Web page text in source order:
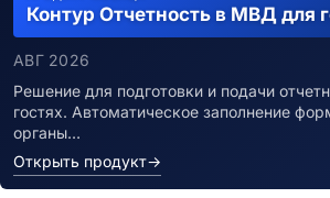
Контур Отчетность в МВД для
АВГ 2026
Решение для подготовки и подачи
гостях. Автоматическое заполнение
органы…
Открыть продукт→